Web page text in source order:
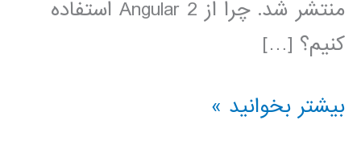
منتشر شد. چرا از Angular 2 استفاده
کنیم؟ […]
آموزش
بیشتر بخوانید »